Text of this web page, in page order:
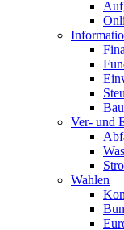
Ver- und
Wahlen